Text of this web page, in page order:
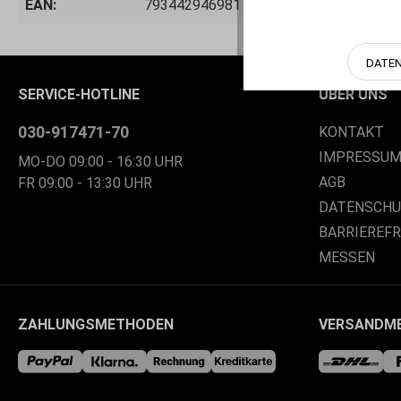
EAN: 793442946981
SERVICE-HOTLINE
030-917471-70
MO-DO 09:00 - 16:30 UHR
FR 09:00 - 13:30 UHR
ÜBER UNS
KONTAKT
IMPRESSUM
AGB
MESSEN
ZAHLUNGSMETHODEN